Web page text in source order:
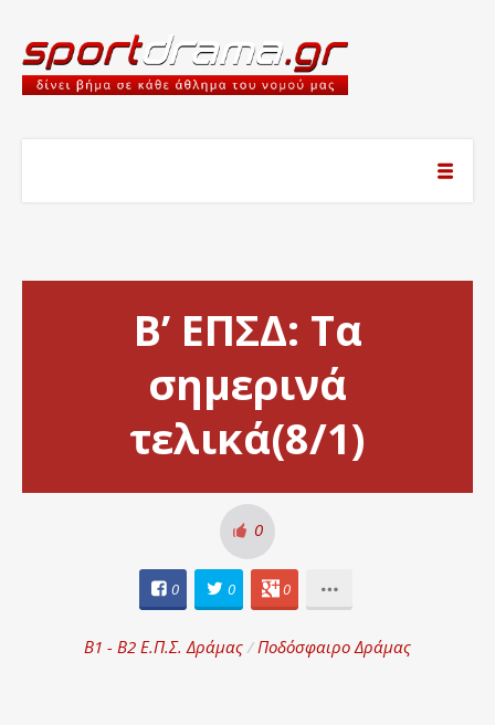
Β’ ΕΠΣΔ: Τα
σημερινά
τελικά(8/1)
0
0 0 0
Β1 - Β2 Ε.Π.Σ. Δράμας /Ποδόσφαιρο Δράμας